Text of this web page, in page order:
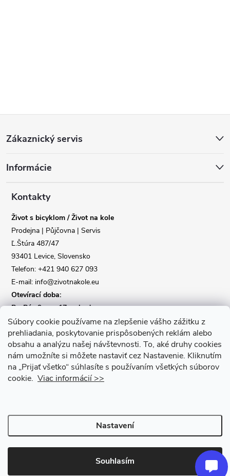
Súbory cookie používame na zlepšenie vášho zážitku z
prehliadania, poskytovanie prispôsobených reklám alebo
obsahu a analýzu našej návštevnosti. To, aké druhy cookies
nám umožníte si môžete nastaviť cez Nastavenie. Kliknutím
na „Prijať všetko“ súhlasíte s používaním všetkých súborov
cookie. Viac informácií >>
Nastavení
Souhlasím
p
Zákaznický servis
Informácie
Kontakty
Život s bicyklom / Život na kole
Prodejna | Půjčovna | Servis
Ľ.Štúra 487/47
93401 Levice, Slovensko
Telefon: +421 940 627 093
E-mail: info@zivotnakole.eu
Otevírací doba:
Po-Pá : 9,oo - 17,oo hod
So : 9,oo - 12,oo | Ne : Zavřeno
Kontaktní formulář
Copyright 2026Život na kole. Všechna práva vyhrazena.Upravit
nastavení cookies